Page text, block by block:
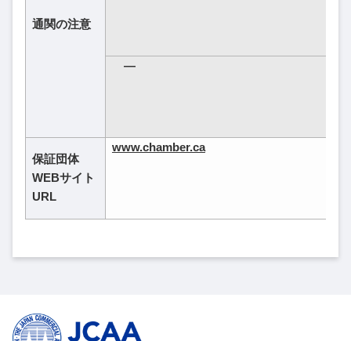
通関の注意
―
保証団体
WEBサイト
URL
www.chamber.ca